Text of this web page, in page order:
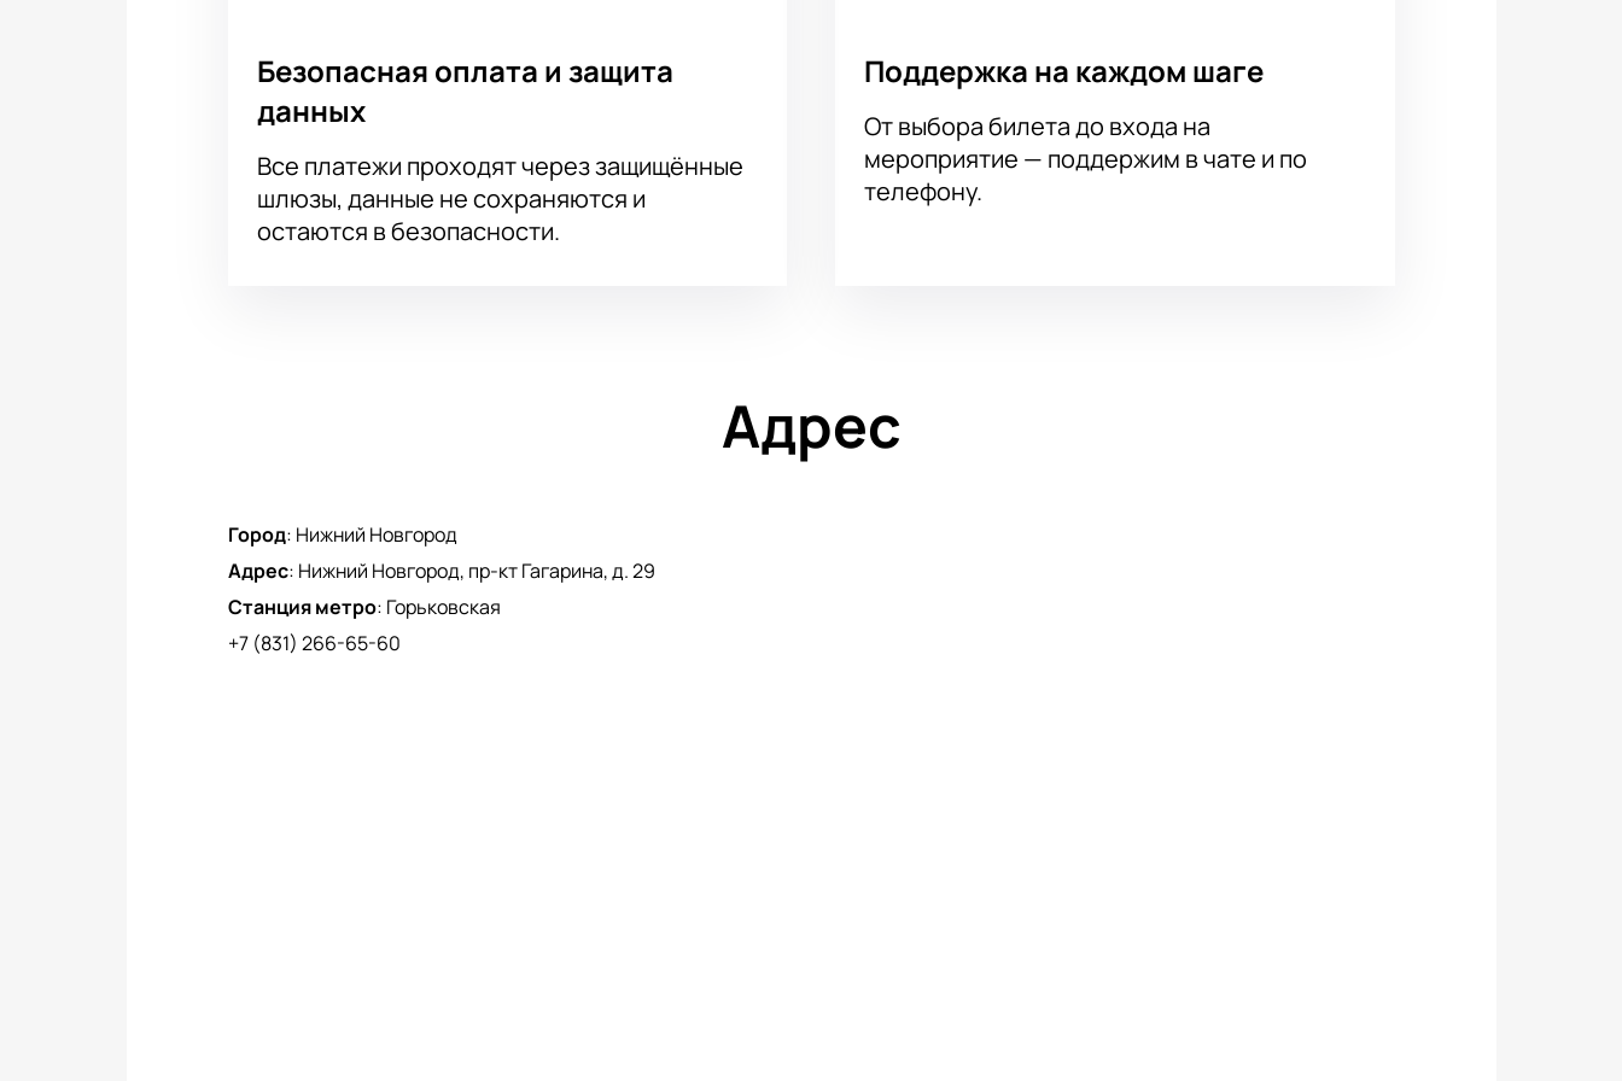
детали уже доступны! Ваш выбор определит уровень погружения в атмосферу спортивного шоу: партер у самой площадки или
комфортные места выше — схема зала поможет найти лучший вариант каждому поклоннику баскетбола.
Безопасная оплата и защита
данных
Все платежи проходят через защищённые
шлюзы, данные не сохраняются и
остаются в безопасности.
Поддержка на каждом шаге
От выбора билета до входа на
мероприятие — поддержим в чате и по
телефону.
Адрес
Город: Нижний Новгород
Адрес: Нижний Новгород, пр-кт Гагарина, д. 29
Станция метро: Горьковская
+7 (831) 266-65-60